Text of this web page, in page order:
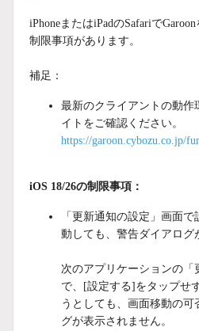
iPhoneまたはiPadのSafariで
制限事項があります。
補足：
最新のクライアントの動作
イトをご確認ください。
https://garoon.cybozu.co.jp/
iOS 18/26の制限事項：
「更新通知の設定」画面
動しても、警告ダイアログ
次のアプリケーションの「
で、[設定する]をタップせ
うとしても、画面移動の可
グが表示されません。